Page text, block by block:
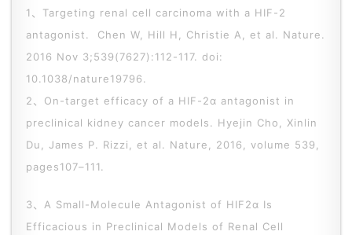
1、Targeting renal cell carcinoma with a HIF-2
antagonist. Chen W, Hill H, Christie A, et al. Nature.
2016 Nov 3;539(7627):112-117. doi:
10.1038/nature19796.
2、 On-target efficacy of a HIF-2α antagonist in
preclinical kidney cancer models. Hyejin Cho, Xinlin
Du, James P. Rizzi, et al. Nature, 2016, volume 539,
pages107–111.
3、A Small-Molecule Antagonist of HIF2α Is
Efficacious in Preclinical Models of Renal Cell